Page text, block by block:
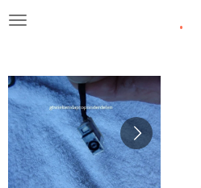
Ga
de
hoofdinhoud
.